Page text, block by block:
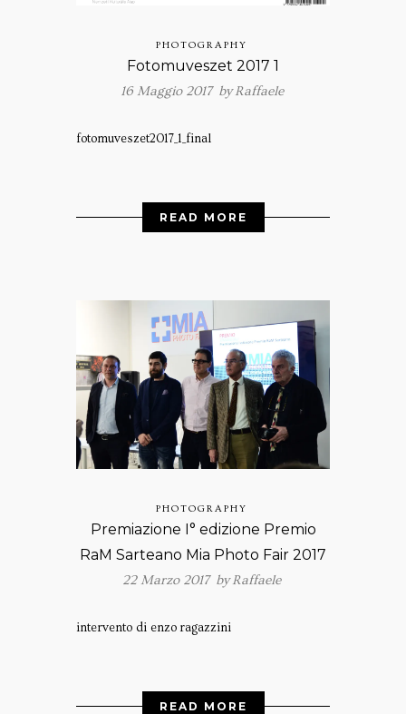
PHOTOGRAPHY
Fotomuveszet 2017 1
16 Maggio 2017 byRaffaele
fotomuveszet2017_1_final
READ MORE
PHOTOGRAPHY
Premiazione I° edizione Premio
RaM Sarteano Mia Photo Fair 2017
22 Marzo 2017 byRaffaele
intervento di enzo ragazzini
READ MORE